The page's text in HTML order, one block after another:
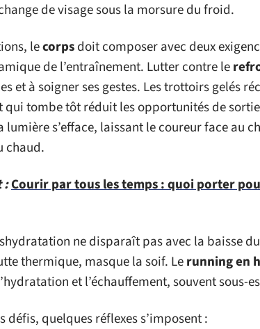
de visage sous la morsure du froid.
lecorpsdoit composer avec deux
de l’entraînement. Lutter contre le
et à soigner ses gestes. Les trottoirs gelés
qui tombe tôt réduit les opportunités de
s’efface, laissant le coureur face au
chaud.
:Courir par tous les temps : quoi porter
ne disparaît pas avec la baisse
thermique, masque la soif. Lerunning en
et l’échauffement, souvent sous-
défis, quelques réflexes s’imposent :